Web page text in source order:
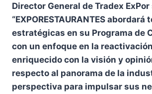
Director General de Tradex
“EXPORESTAURANTES abordará
estratégicas en su Programa de
con un enfoque en la
enriquecido con la visión y
respecto al panorama de la
perspectiva para impulsar sus